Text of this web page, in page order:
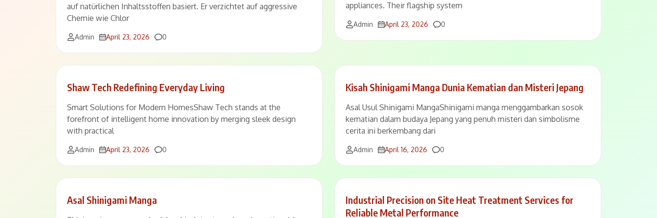
auf natürlichen Inhaltsstoffen basiert. Er verzichtet auf aggressive
Chemie wie Chlor
Admin April 23, 2026 Comments
0
appliances. Their flagship system
Admin April 23, 2026 Comments
0
Shaw Tech Redefining Everyday Living
Smart Solutions for Modern HomesShaw Tech stands at the
forefront of intelligent home innovation by merging sleek design
with practical
Admin April 23, 2026 Comments
0
Kisah Shinigami Manga Dunia Kematian dan Misteri Jepang
Asal Usul Shinigami MangaShinigami manga menggambarkan sosok
kematian dalam budaya Jepang yang penuh misteri dan simbolisme
cerita ini berkembang dari
Admin April 16, 2026 Comments
0
Asal Shinigami Manga
Industrial Precision on Site Heat Treatment Services for
Reliable Metal Performance